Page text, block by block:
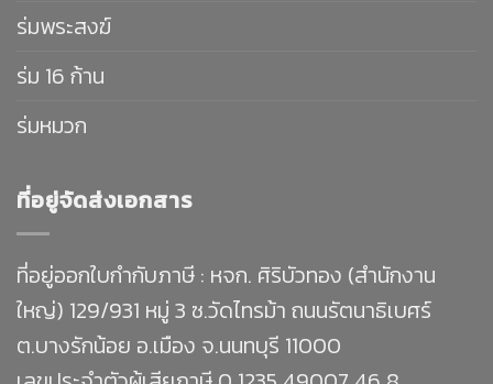
ร่มพระสงฆ์
ร่ม 16 ก้าน
ร่มหมวก
ที่อยู่จัดส่งเอกสาร
ที่อยู่ออกใบกำกับภาษี : หจก. ศิริบัวทอง (สำนักงาน
ใหญ่) 129/931 หมู่ 3 ซ.วัดไทรม้า ถนนรัตนาธิเบศร์
ต.บางรักน้อย อ.เมือง จ.นนทบุรี 11000